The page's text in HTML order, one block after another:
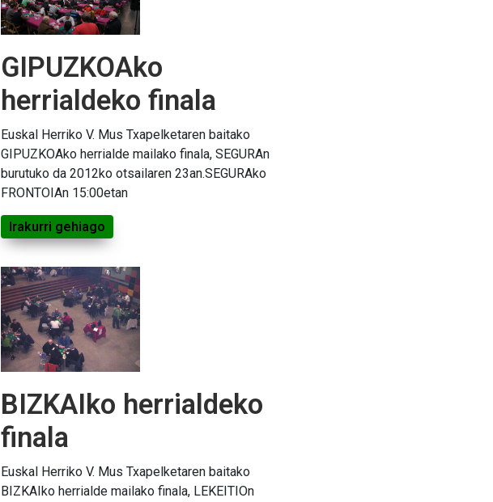
GIPUZKOAko
herrialdeko finala
Euskal Herriko V. Mus Txapelketaren baitako
GIPUZKOAko herrialde mailako finala, SEGURAn
burutuko da 2012ko otsailaren 23an.SEGURAko
FRONTOIAn 15:00etan
Irakurri gehiago
BIZKAIko herrialdeko
finala
Euskal Herriko V. Mus Txapelketaren baitako
BIZKAIko herrialde mailako finala, LEKEITIOn